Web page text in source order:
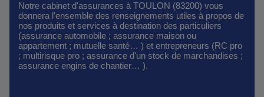
Notre cabinet d'assurances à TOULON (83200) vous
donnera l'ensemble des renseignements utiles à propos de
nos produits et services à destination des particuliers
(assurance automobile ; assurance maison ou
appartement ; mutuelle santé… ) et entrepreneurs (RC pro
; multirisque pro ; assurance d'un stock de marchandises ;
assurance engins de chantier… ).